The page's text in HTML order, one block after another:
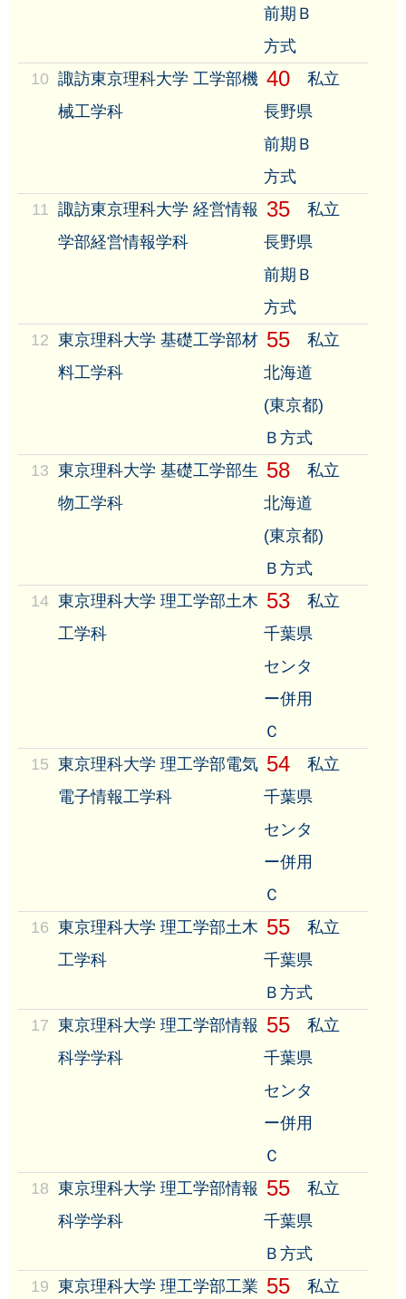
前期Ｂ
方式
10 諏訪東京理科大学 工学部機
械工学科
40
私立
長野県
前期Ｂ
方式
11
諏訪東京理科大学 経営情報
学部経営情報学科
35
私立
長野県
前期Ｂ
方式
12 東京理科大学 基礎工学部材
料工学科
55
私立
北海道
(東京都)
Ｂ方式
13 東京理科大学 基礎工学部生
物工学科
58
私立
北海道
(東京都)
Ｂ方式
14 東京理科大学 理工学部土木
工学科
53
私立
千葉県
センタ
ー併用
Ｃ
15 東京理科大学 理工学部電気
電子情報工学科
54
私立
千葉県
センタ
ー併用
Ｃ
16 東京理科大学 理工学部土木
工学科
55
私立
千葉県
Ｂ方式
17 東京理科大学 理工学部情報
科学学科
55
私立
千葉県
センタ
ー併用
Ｃ
18 東京理科大学 理工学部情報
科学学科
55
私立
千葉県
Ｂ方式
19 東京理科大学 理工学部工業 55 私立